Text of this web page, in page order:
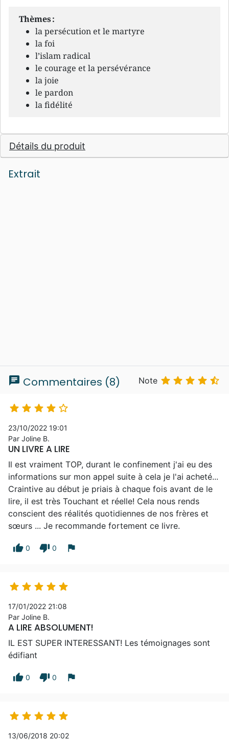
Thèmes :
la persécution et le martyre
la foi
l’islam radical
le courage et la persévérance
la joie
le pardon
la fidélité
Détails du produit
Extrait
chat Commentaires (8) Note     
    
23/10/2022 19:01
Par Joline B.
UN LIVRE A LIRE
Il est vraiment TOP, durant le confinement j'ai eu des
informations sur mon appel suite à cela je l'ai acheté...
Craintive au début je priais à chaque fois avant de le
lire, il est très Touchant et réelle! Cela nous rends
conscient des réalités quotidiennes de nos frères et
sœurs ... Je recommande fortement ce livre.
thumb_up 0 thumb_down 0 flag
    
17/01/2022 21:08
Par Joline B.
A LIRE ABSOLUMENT!
IL EST SUPER INTERESSANT! Les témoignages sont
édifiant
thumb_up 0 thumb_down 0 flag
    
13/06/2018 20:02